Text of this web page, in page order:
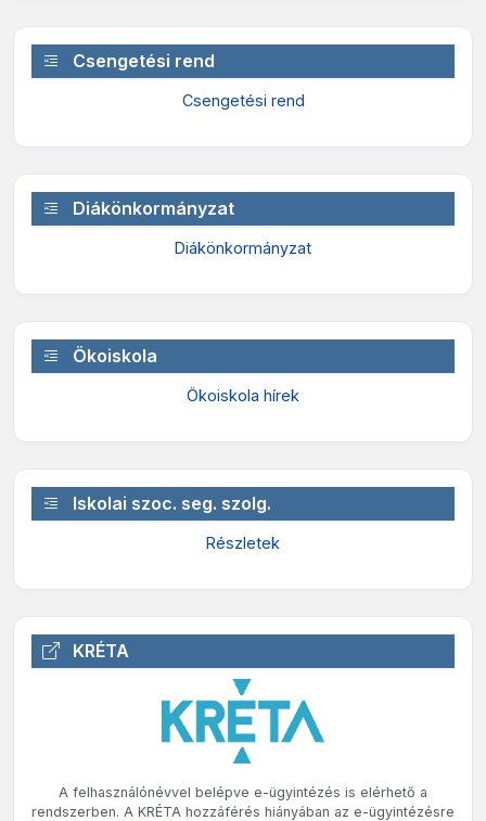
Csengetési rend
Csengetési rend
Diákönkormányzat
Diákönkormányzat
Ökoiskola
Ökoiskola hírek
Iskolai szoc. seg. szolg.
Részletek
KRÉTA
A felhasználónévvel belépve e-ügyintézés is elérhető a
rendszerben. A KRÉTA hozzáférés hiányában az e-ügyintézésre